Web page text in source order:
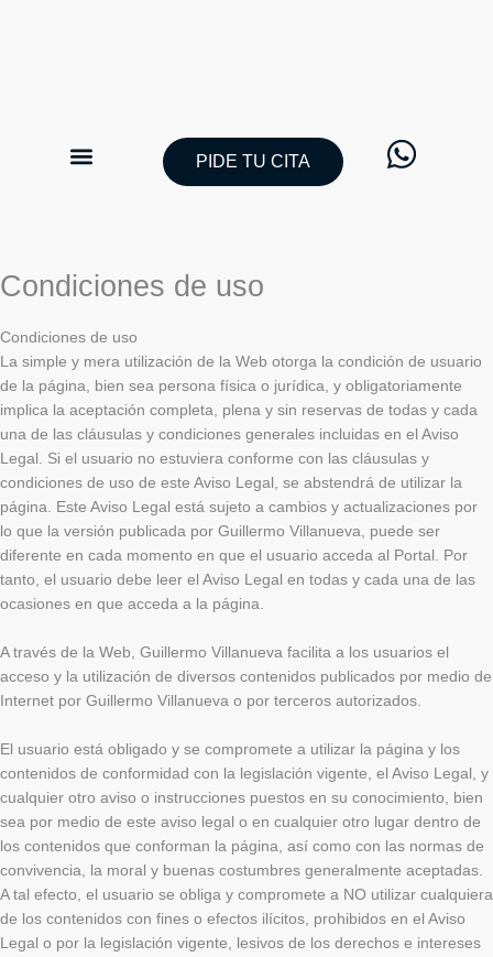
PIDE TU CITA
Condiciones de uso
Condiciones de uso
La simple y mera utilización de la Web otorga la condición de usuario
de la página, bien sea persona física o jurídica, y obligatoriamente
implica la aceptación completa, plena y sin reservas de todas y cada
una de las cláusulas y condiciones generales incluidas en el Aviso
Legal. Si el usuario no estuviera conforme con las cláusulas y
condiciones de uso de este Aviso Legal, se abstendrá de utilizar la
página. Este Aviso Legal está sujeto a cambios y actualizaciones por
lo que la versión publicada por Guillermo Villanueva, puede ser
diferente en cada momento en que el usuario acceda al Portal. Por
tanto, el usuario debe leer el Aviso Legal en todas y cada una de las
ocasiones en que acceda a la página.
A través de la Web, Guillermo Villanueva facilita a los usuarios el
acceso y la utilización de diversos contenidos publicados por medio de
Internet por Guillermo Villanueva o por terceros autorizados.
El usuario está obligado y se compromete a utilizar la página y los
contenidos de conformidad con la legislación vigente, el Aviso Legal, y
cualquier otro aviso o instrucciones puestos en su conocimiento, bien
sea por medio de este aviso legal o en cualquier otro lugar dentro de
los contenidos que conforman la página, así como con las normas de
convivencia, la moral y buenas costumbres generalmente aceptadas.
A tal efecto, el usuario se obliga y compromete a NO utilizar cualquiera
de los contenidos con fines o efectos ilícitos, prohibidos en el Aviso
Legal o por la legislación vigente, lesivos de los derechos e intereses